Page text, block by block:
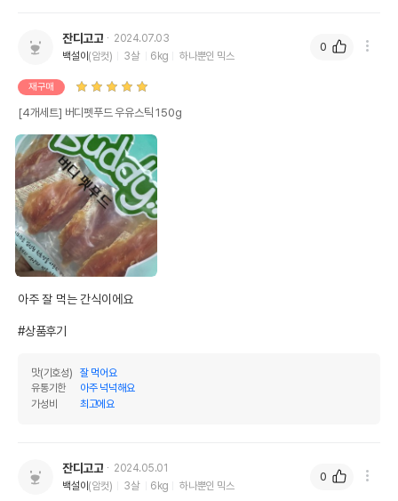
잔디고고
2024.07.03
백설이(암컷) 3살 6kg 하나뿐인 믹스
재구매
[4개세트] 버디펫푸드 우유스틱 150g
아주 잘 먹는 간식이에요
#상품후기
맛(기호성)
잘 먹어요
유통기한
아주 넉넉해요
가성비
최고에요
0
잔디고고
2024.05.01
백설이(암컷) 3살 6kg 하나뿐인 믹스
0